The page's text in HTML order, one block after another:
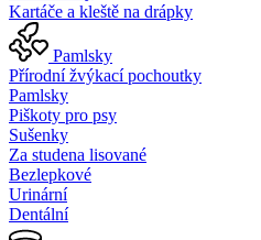
Kartáče a kleště na drápky
Pamlsky
Přírodní žvýkací pochoutky
Pamlsky
Piškoty pro psy
Sušenky
Za studena lisované
Bezlepkové
Urinární
Dentální